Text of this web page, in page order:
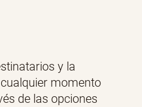
y la
momento
de las opciones